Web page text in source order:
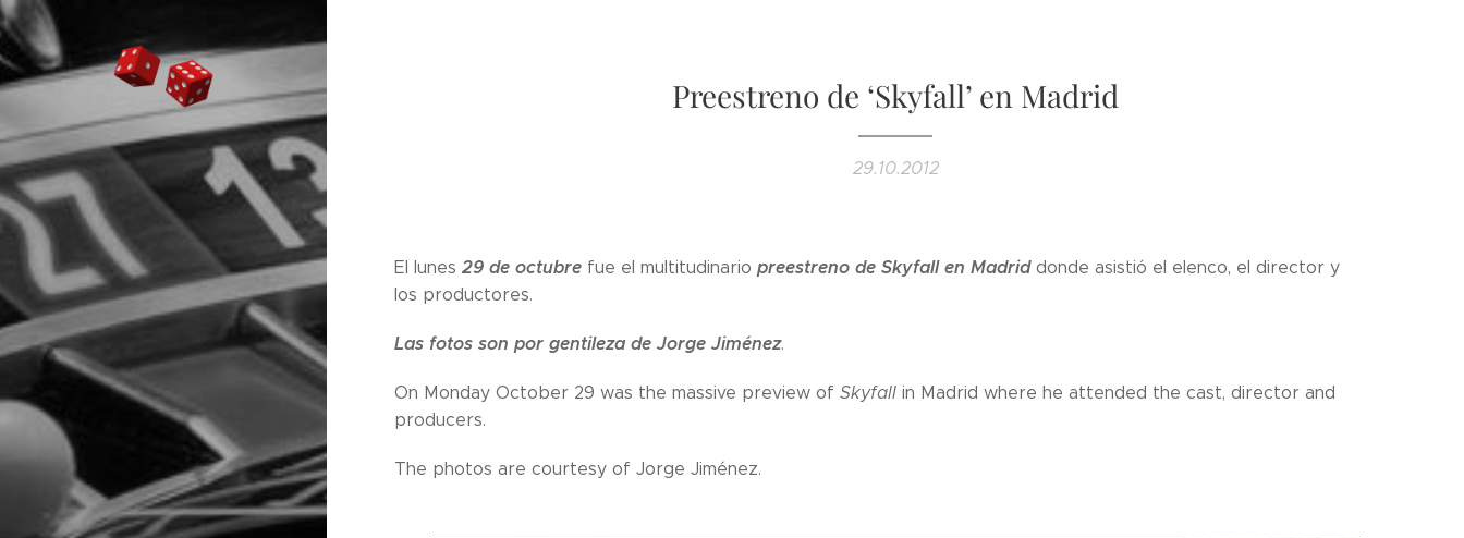
Preestreno de ‘Skyfall’ en Madrid
29.10.2012
El lunes 29 de octubre fue el multitudinario preestreno de Skyfall en Madriddonde asistió el elenco, el director y
los productores.
Las fotos son por gentileza de Jorge Jiménez.
On Monday October 29 was the massive preview of Skyfall in Madrid where he attended the cast, director and
producers.
The photos are courtesy of Jorge Jiménez.